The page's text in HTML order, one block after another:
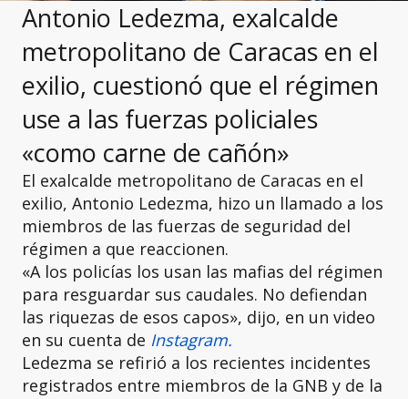
Antonio Ledezma, exalcalde
metropolitano de Caracas en el
exilio, cuestionó que el régimen
use a las fuerzas policiales
«como carne de cañón»
El exalcalde metropolitano de Caracas en el
exilio, Antonio Ledezma, hizo un llamado a los
miembros de las fuerzas de seguridad del
régimen a que reaccionen.
«A los policías los usan las mafias del régimen
para resguardar sus caudales. No defiendan
las riquezas de esos capos», dijo, en un video
en su cuenta de Instagram.
Ledezma se refirió a los recientes incidentes
registrados entre miembros de la GNB y de la